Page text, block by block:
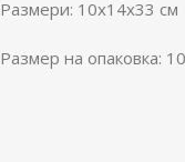
Размери: 10x14x33 см
Размер на опаковка: